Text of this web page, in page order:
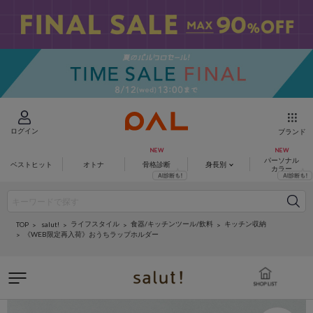
ログイン ブランド
ベストヒット オトナ 骨格診断 身長別
パーソナル
カラー
TOP salut! ライフスタイル 食器/キッチンツール/飲料
キッチン収納
《WEB限定再入荷》おうちラップホルダー